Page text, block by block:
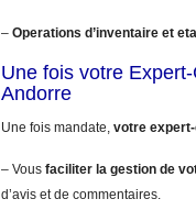
– Operations d’inventaire et
Une fois votre
Andorre
Une fois mandate, votre
– Vous faciliter la gestion de
d’avis et de commentaires.